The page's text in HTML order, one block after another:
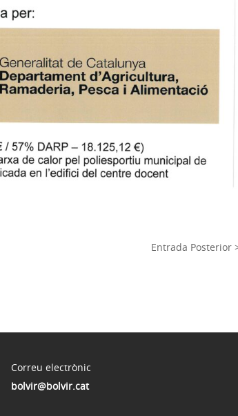
Entrada Posterior
Correu electrònic
bolvir@bolvir.cat